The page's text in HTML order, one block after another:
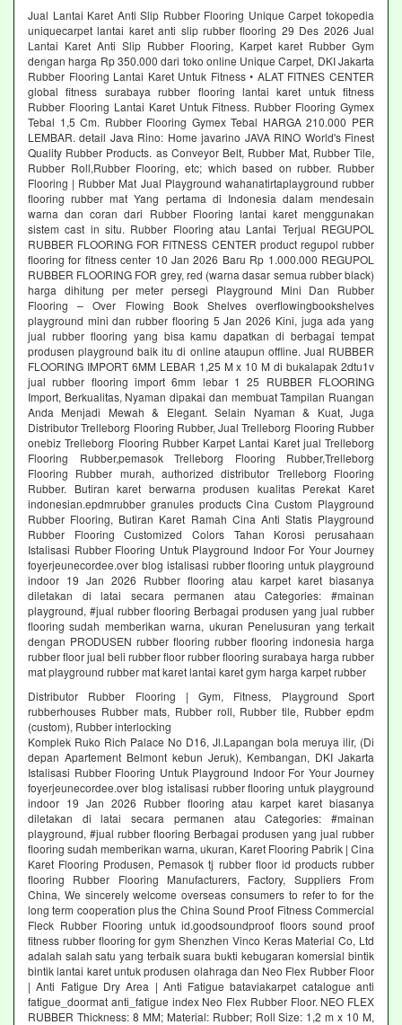
Jual Lantai Karet Anti Slip Rubber Flooring Unique Carpet tokopedia
uniquecarpet lantai karet anti slip rubber flooring 29 Des 2026 Jual
Lantai Karet Anti Slip Rubber Flooring, Karpet karet Rubber Gym
dengan harga Rp 350.000 dari toko online Unique Carpet, DKI Jakarta
Rubber Flooring Lantai Karet Untuk Fitness • ALAT FITNES CENTER
global fitness surabaya rubber flooring lantai karet untuk fitness
Rubber Flooring Lantai Karet Untuk Fitness. Rubber Flooring Gymex
Tebal 1,5 Cm. Rubber Flooring Gymex Tebal HARGA 210.000 PER
LEMBAR. detail Java Rino: Home javarino JAVA RINO World's Finest
Quality Rubber Products. as Conveyor Belt, Rubber Mat, Rubber Tile,
Rubber Roll,Rubber Flooring, etc; which based on rubber. Rubber
Flooring | Rubber Mat Jual Playground wahanatirtaplayground rubber
flooring rubber mat Yang pertama di Indonesia dalam mendesain
warna dan coran dari Rubber Flooring lantai karet menggunakan
sistem cast in situ. Rubber Flooring atau Lantai Terjual REGUPOL
RUBBER FLOORING FOR FITNESS CENTER product regupol rubber
flooring for fitness center 10 Jan 2026 Baru Rp 1.000.000 REGUPOL
RUBBER FLOORING FOR grey, red (warna dasar semua rubber black)
harga dihitung per meter persegi Playground Mini Dan Rubber
Flooring – Over Flowing Book Shelves overflowingbookshelves
playground mini dan rubber flooring 5 Jan 2026 Kini, juga ada yang
jual rubber flooring yang bisa kamu dapatkan di berbagai tempat
produsen playground baik itu di online ataupun offline. Jual RUBBER
FLOORING IMPORT 6MM LEBAR 1,25 M x 10 M di bukalapak 2dtu1v
jual rubber flooring import 6mm lebar 1 25 RUBBER FLOORING
Import, Berkualitas, Nyaman dipakai dan membuat Tampilan Ruangan
Anda Menjadi Mewah & Elegant. Selain Nyaman & Kuat, Juga
Distributor Trelleborg Flooring Rubber, Jual Trelleborg Flooring Rubber
onebiz Trelleborg Flooring Rubber Karpet Lantai Karet jual Trelleborg
Flooring Rubber,pemasok Trelleborg Flooring Rubber,Trelleborg
Flooring Rubber murah, authorized distributor Trelleborg Flooring
Rubber. Butiran karet berwarna produsen kualitas Perekat Karet
indonesian.epdmrubber granules products Cina Custom Playground
Rubber Flooring, Butiran Karet Ramah Cina Anti Statis Playground
Rubber Flooring Customized Colors Tahan Korosi perusahaan
Istalisasi Rubber Flooring Untuk Playground Indoor For Your Journey
foyerjeunecordee.over blog istalisasi rubber flooring untuk playground
indoor 19 Jan 2026 Rubber flooring atau karpet karet biasanya
diletakan di latai secara permanen atau Categories: #mainan
playground, #jual rubber flooring Berbagai produsen yang jual rubber
flooring sudah memberikan warna, ukuran Penelusuran yang terkait
dengan PRODUSEN rubber flooring rubber flooring indonesia harga
rubber floor jual beli rubber floor rubber flooring surabaya harga rubber
mat playground rubber mat karet lantai karet gym harga karpet rubber
Distributor Rubber Flooring | Gym, Fitness, Playground Sport
rubberhouses Rubber mats, Rubber roll, Rubber tile, Rubber epdm
(custom), Rubber interlocking
Komplek Ruko Rich Palace No D16, Jl.Lapangan bola meruya ilir, (Di
depan Apartement Belmont kebun Jeruk), Kembangan, DKI Jakarta
Istalisasi Rubber Flooring Untuk Playground Indoor For Your Journey
foyerjeunecordee.over blog istalisasi rubber flooring untuk playground
indoor 19 Jan 2026 Rubber flooring atau karpet karet biasanya
diletakan di latai secara permanen atau Categories: #mainan
playground, #jual rubber flooring Berbagai produsen yang jual rubber
flooring sudah memberikan warna, ukuran, Karet Flooring Pabrik | Cina
Karet Flooring Produsen, Pemasok tj rubber floor id products rubber
flooring Rubber Flooring Manufacturers, Factory, Suppliers From
China, We sincerely welcome overseas consumers to refer to for the
long term cooperation plus the China Sound Proof Fitness Commercial
Fleck Rubber Flooring untuk id.goodsoundproof floors sound proof
fitness rubber flooring for gym Shenzhen Vinco Keras Material Co, Ltd
adalah salah satu yang terbaik suara bukti kebugaran komersial bintik
bintik lantai karet untuk produsen olahraga dan Neo Flex Rubber Floor
| Anti Fatigue Dry Area | Anti Fatigue bataviakarpet catalogue anti
fatigue_doormat anti_fatigue index Neo Flex Rubber Floor. NEO FLEX
RUBBER Thickness: 8 MM; Material: Rubber; Roll Size: 1,2 m x 10 M,